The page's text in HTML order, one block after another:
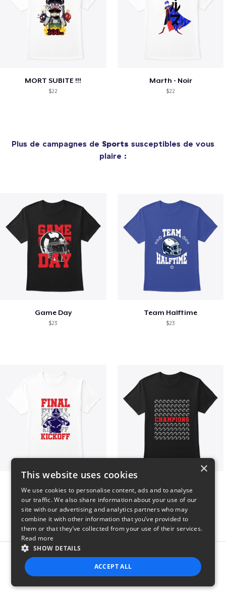
MORT SUBITE !!!
$22
Marth - Noir
$22
Plus de campagnes de Sports susceptibles de vous
plaire :
Game Day
$23
Team Halftime
$23
$23 $23
Report this product
×
This website uses cookies
We use cookies to personalise content, ads and to analyse
our traffic. We also share information about your use of our
site with our advertising and analytics partners who may
combine it with other information that you’ve provided to
them or that they’ve collected from your use of their services.
Read more
SHOW DETAILS
ACCEPT ALL
STRICTLY NECESSARY PERFORMANCE